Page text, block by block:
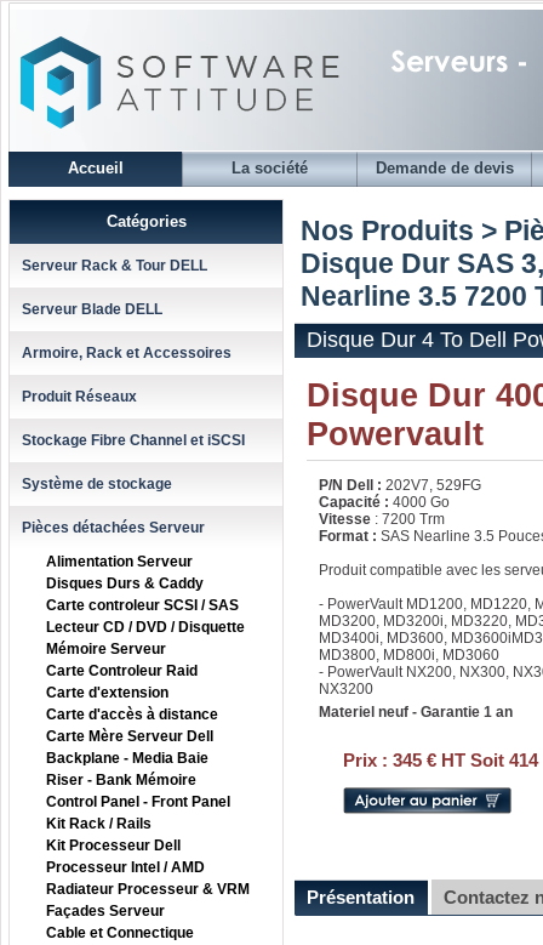
Accueil La société Demande de devis
Catégories
Serveur Rack & Tour DELL
Serveur Blade DELL
Armoire, Rack et Accessoires
Produit Réseaux
Stockage Fibre Channel et iSCSI
Système de stockage
Pièces détachées Serveur
Alimentation Serveur
Disques Durs & Caddy
Carte controleur SCSI / SAS
Lecteur CD / DVD / Disquette
Mémoire Serveur
Carte Controleur Raid
Carte d'extension
Carte d'accès à distance
Carte Mère Serveur Dell
Backplane - Media Baie
Riser - Bank Mémoire
Control Panel - Front Panel
Kit Rack / Rails
Kit Processeur Dell
Processeur Intel / AMD
Radiateur Processeur & VRM
Façades Serveur
Cable et Connectique
Nos Produits >
Disque Dur SAS
Nearline 3.5 7200
Disque Dur 4 To Dell
Disque Dur
Powervault
P/N Dell : 202V7, 529FG
Capacité : 4000 Go
Vitesse : 7200 Trm
Format : SAS Nearline 3.5
Produit compatible avec les
- PowerVault MD1200, MD1220,
MD3200, MD3200i, MD3220,
MD3400i, MD3600,
MD3800, MD800i, MD3060
- PowerVault NX200, NX300,
NX3200
Materiel neuf - Garantie 1 an
Prix : 345 € HT Soit 414
Présentation Contactez